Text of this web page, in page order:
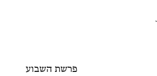
פרשת השבוע